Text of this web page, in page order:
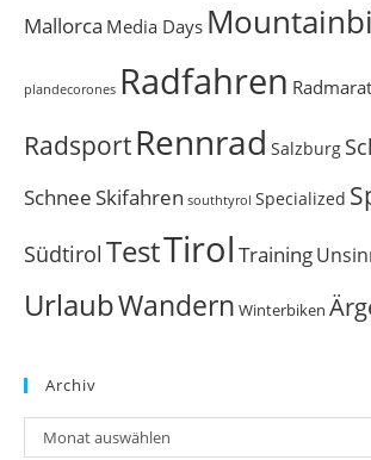
Mallorca Media Days
plandecorones Radfahren
RadsportRennrad Salzburg
Schnee Skifahren southtyrol Specialized
Südtirol TestTirol Training
UrlaubWandern Winterbiken
Archiv
Archiv
Monat auswählen